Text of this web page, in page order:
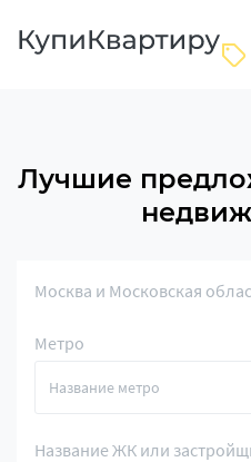
Лучшие
Москва и Московская
Метро
Название ЖК или